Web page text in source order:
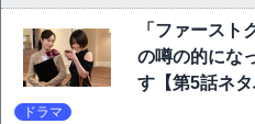
「ファースト
の噂の的にな
す【第5話ネタ
ドラマ